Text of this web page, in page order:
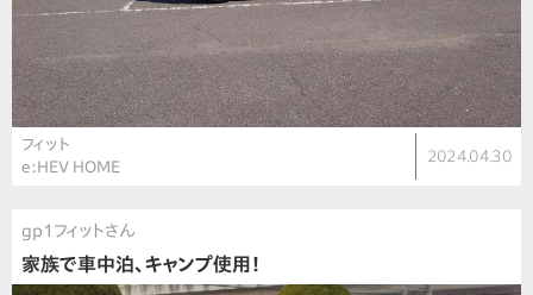
フィット
e:HEV HOME
2024.04.30
gp1フィットさん
家族で車中泊、キャンプ使用！